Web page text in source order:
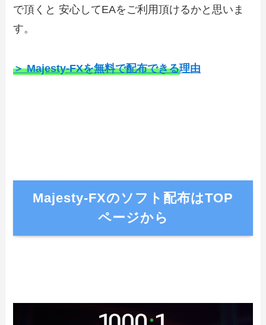
で頂くと 安心してEAをご利用頂けるかと思いま
す。
＞ Majesty-FXを無料で配布できる理由
Majesty-FXのソフト配布はTOP
ページから